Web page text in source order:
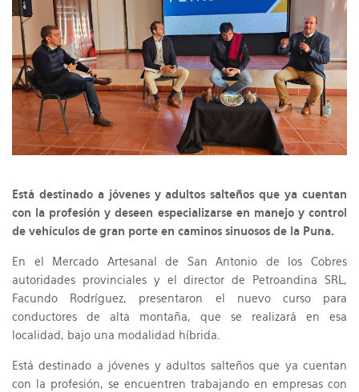
Está destinado a jóvenes y adultos salteños que ya cuentan
con la profesión y deseen especializarse en manejo y control
de vehículos de gran porte en caminos sinuosos de la Puna.
En el Mercado Artesanal de San Antonio de los Cobres
autoridades provinciales y el director de Petroandina SRL,
Facundo Rodríguez, presentaron el nuevo curso para
conductores de alta montaña, que se realizará en esa
localidad, bajo una modalidad híbrida.
Está destinado a jóvenes y adultos salteños que ya cuentan
con la profesión, se encuentren trabajando en empresas con